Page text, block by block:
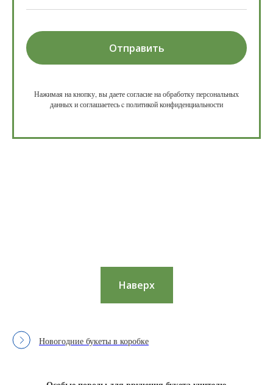
Отправить
Нажимая на кнопку, вы даете согласие на обработку персональных
данных и соглашаетесь c политикой конфиденциальности
Наверх
Новогодние букеты в коробке